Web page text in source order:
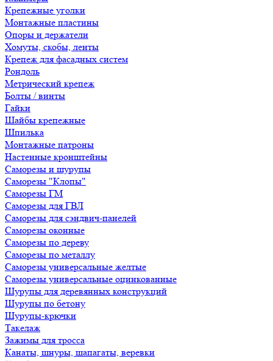
Крепежные уголки
Монтажные пластины
Опоры и держатели
Хомуты, скобы, ленты
Крепеж для фасадных систем
Рондоль
Метрический крепеж
Болты / винты
Гайки
Шайбы крепежные
Шпилька
Монтажные патроны
Настенные кронштейны
Саморезы и шурупы
Саморезы "Клопы"
Саморезы ГМ
Саморезы для ГВЛ
Саморезы для сэндвич-панелей
Саморезы оконные
Саморезы по дереву
Саморезы по металлу
Саморезы универсальные желтые
Саморезы универсальные оцинкованные
Шурупы для деревянных конструкций
Шурупы по бетону
Шурупы-крючки
Такелаж
Зажимы для тросса
Канаты, шнуры, шапагаты, веревки